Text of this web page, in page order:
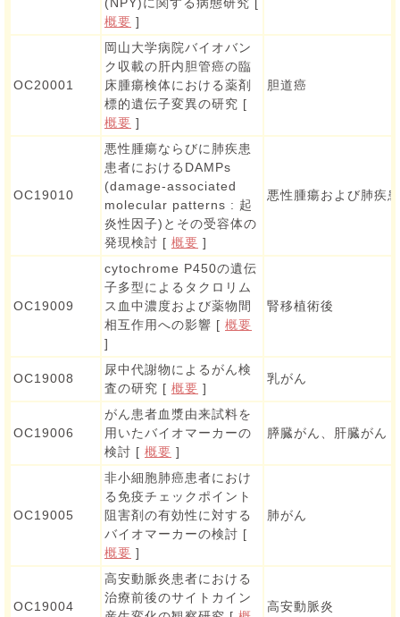
概要 ]
OC20001
岡山大学病院バイオバン
ク収載の肝内胆管癌の臨
床腫瘍検体における薬剤
標的遺伝子変異の研究 [
概要 ]
胆道癌
OC19010
悪性腫瘍ならびに肺疾患
患者におけるDAMPs
(damage-associated
molecular patterns : 起
炎性因子)とその受容体の
発現検討 [ 概要 ]
悪性腫瘍および肺疾患
OC19009
cytochrome P450の遺伝
子多型によるタクロリム
ス血中濃度および薬物間
相互作用への影響 [ 概要
]
腎移植術後
OC19008
尿中代謝物によるがん検
査の研究 [ 概要 ]
乳がん
OC19006
がん患者血漿由来試料を
用いたバイオマーカーの
検討 [ 概要 ]
膵臓がん、肝臓がん
OC19005
非小細胞肺癌患者におけ
る免疫チェックポイント
阻害剤の有効性に対する
バイオマーカーの検討 [
概要 ]
肺がん
OC19004
高安動脈炎患者における
治療前後のサイトカイン
高安動脈炎